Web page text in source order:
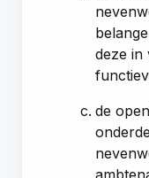
deze in
de